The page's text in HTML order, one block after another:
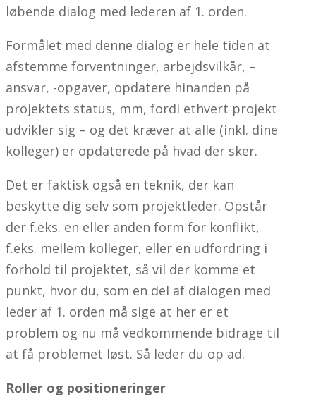
løbende dialog med lederen af 1. orden.
Formålet med denne dialog er hele tiden at
afstemme forventninger, arbejdsvilkår, –
ansvar, -opgaver, opdatere hinanden på
projektets status, mm, fordi ethvert projekt
udvikler sig – og det kræver at alle (inkl. dine
kolleger) er opdaterede på hvad der sker.
Det er faktisk også en teknik, der kan
beskytte dig selv som projektleder. Opstår
der f.eks. en eller anden form for konflikt,
f.eks. mellem kolleger, eller en udfordring i
forhold til projektet, så vil der komme et
punkt, hvor du, som en del af dialogen med
leder af 1. orden må sige at her er et
problem og nu må vedkommende bidrage til
at få problemet løst. Så leder du op ad.
Roller og positioneringer